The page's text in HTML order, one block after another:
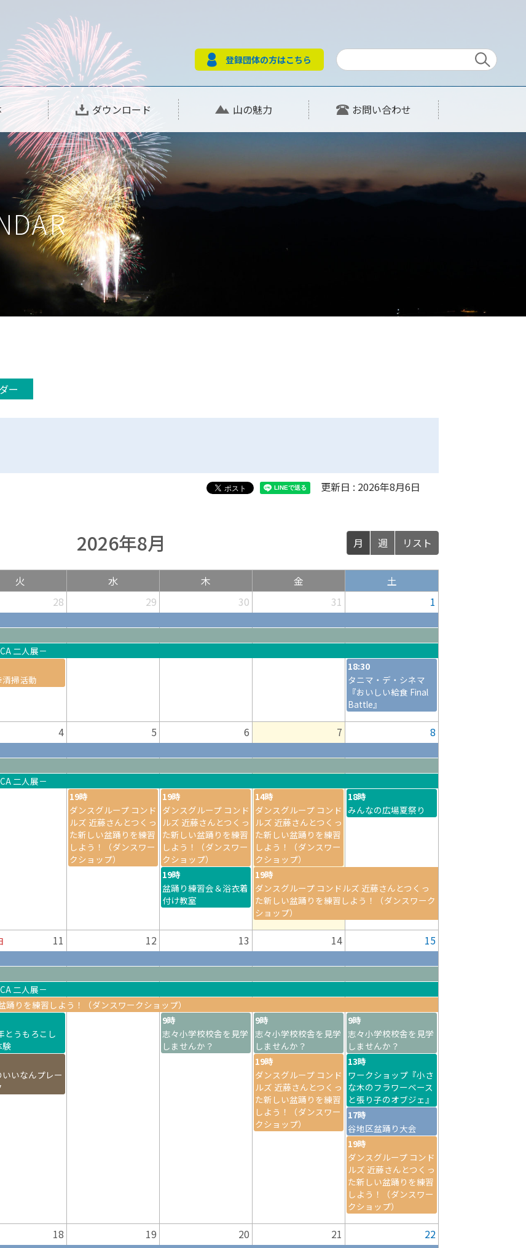
登録団体の方はこちら
ダウンロード 山の魅力 お問い合わせ
ー
更新日 : 2026年8月6日
2026年8月 月 週 リスト
火 水 木 金
土
二人展－
28
掃活動
29 30 31 1
18:30
タニマ・デ・シネマ
『おいしい給食 Final
Battle』
二人展－
4 5
19時
ダンスグループ コンド
ルズ 近藤さんとつくっ
た新しい盆踊りを練習
しよう！（ダンスワー
クショップ）
6
19時
ダンスグループ コンド
ルズ 近藤さんとつくっ
た新しい盆踊りを練習
しよう！（ダンスワー
クショップ）
19時
盆踊り練習会＆浴衣着
付け教室
7
14時
ダンスグループ コンド
ルズ 近藤さんとつくっ
た新しい盆踊りを練習
しよう！（ダンスワー
クショップ）
19時
ダンスグループ コンドルズ 近藤さんとつくっ
た新しい盆踊りを練習しよう！（ダンスワーク
ショップ）
8
18時
みんなの広場夏祭り
二人展－
りを練習しよう！（ダンスワークショップ）
11
とうもろこし
験
いいなんプレー
12 13
9時
志々小学校校舎を見学
しませんか？
14
9時
志々小学校校舎を見学
しませんか？
19時
ダンスグループ コンド
ルズ 近藤さんとつくっ
た新しい盆踊りを練習
しよう！（ダンスワー
クショップ）
15
9時
志々小学校校舎を見学
しませんか？
13時
ワークショップ『小さ
な木のフラワーベース
と張り子のオブジェ』
17時
谷地区盆踊り大会
19時
ダンスグループ コンド
ルズ 近藤さんとつくっ
た新しい盆踊りを練習
しよう！（ダンスワー
クショップ）
18 19 20 21 22